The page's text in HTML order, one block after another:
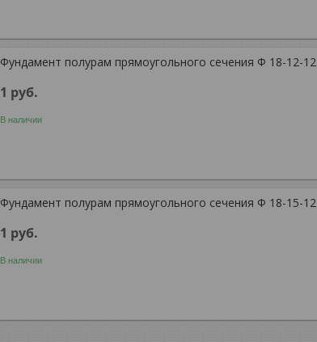
Фундамент полурам прямоугольного сечения Ф 18-12-12
1 руб.
В наличии
Фундамент полурам прямоугольного сечения Ф 18-15-12
1 руб.
В наличии